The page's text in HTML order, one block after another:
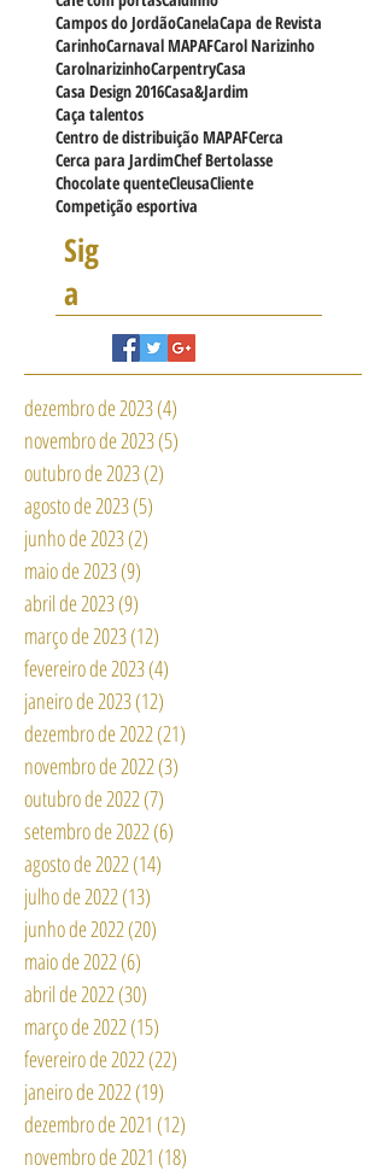
BrasilCARNAVALCLIENTE DE PORTAS
CLIENTE MAPAFCaféCafé com MAPAF
Café com portasCaldinho
Campos do JordãoCanelaCapa de Revista
CarinhoCarnaval MAPAF
CarolnarizinhoCarpentryCasa
Casa Design 2016Casa&Jardim
Caça talentos
Centro de distribuição MAPAF
Chocolate quente
Competição esportiva
Sig
dezembro de 2023(4)
novembro de 2023
outubro de 2023(2)
agosto de 2023(5)
junho de 2023(2)
maio de 2023(9)9 posts
abril de 2023(9)9 posts
março de 2023(12)12 posts
fevereiro de 2023(4)4 posts
janeiro de 2023(12)12 posts
dezembro de 2022(21)
novembro de 2022 (3)
outubro de 2022 (7)
setembro de 2022
agosto de 2022 (14)
julho de 2022(13)
junho de 2022(20)
maio de 2022(6)6 posts
abril de 2022(30)30 posts
março de 2022(15)15 posts
fevereiro de 2022(22)22 posts
janeiro de 2022(19)19 posts